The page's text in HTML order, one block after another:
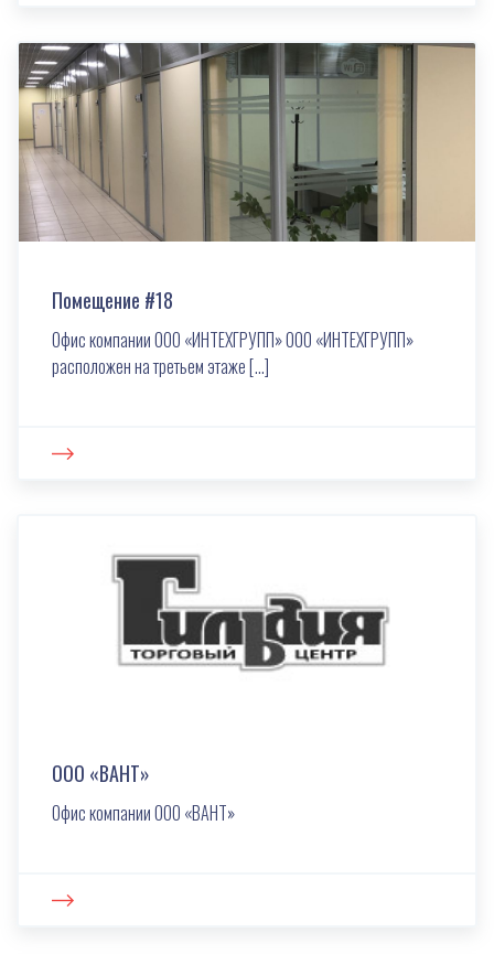
Помещение #18
Офис компании ООО «ИНТЕХГРУПП» ООО «ИНТЕХГРУПП»
расположен на третьем этаже […]
ООО «ВАНТ»
Офис компании ООО «ВАНТ»